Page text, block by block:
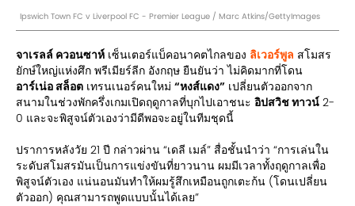
Ipswich Town FC v Liverpool FC - Premier League / Marc Atkins/GettyImages
จาเรลล์ ควอนซาห์ เซ็นเตอร์แบ็คอนาคตไกลของ ลิเวอร์พูล สโมสร
ยักษ์ใหญ่แห่งศึก พรีเมียร์ลีก อังกฤษ ยืนยันว่า ไม่คิดมากที่โดน
อาร์เน่อ สล็อต เทรนเนอร์คนใหม่ “หงส์แดง” เปลี่ยนตัวออกจาก
สนามในช่วงพักครึ่งเกมเปิดฤดูกาลที่บุกไปเอาชนะ อิปสวิช ทาวน์ 2-
0 และจะพิสูจน์ตัวเองว่ามีดีพอจะอยู่ในทีมชุดนี้
ปราการหลังวัย 21 ปี กล่าวผ่าน “เดลี เมล์” สื่อชั้นนำว่า “การเล่นใน
ระดับสโมสรมันเป็นการแข่งขันที่ยาวนาน ผมมีเวลาทั้งฤดูกาลเพื่อ
พิสูจน์ตัวเอง แน่นอนมันทำให้ผมรู้สึกเหมือนถูกเตะก้น (โดนเปลี่ยน
ตัวออก) คุณสามารถพูดแบบนั้นได้เลย”